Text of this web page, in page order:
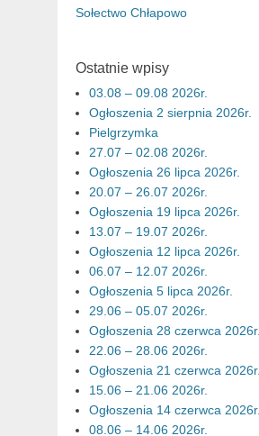
Sołectwo Chłapowo
Ostatnie wpisy
03.08 – 09.08 2026r.
Ogłoszenia 2 sierpnia 2026r.
Pielgrzymka
27.07 – 02.08 2026r.
Ogłoszenia 26 lipca 2026r.
20.07 – 26.07 2026r.
Ogłoszenia 19 lipca 2026r.
13.07 – 19.07 2026r.
Ogłoszenia 12 lipca 2026r.
06.07 – 12.07 2026r.
Ogłoszenia 5 lipca 2026r.
29.06 – 05.07 2026r.
Ogłoszenia 28 czerwca 2026r.
22.06 – 28.06 2026r.
Ogłoszenia 21 czerwca 2026r.
15.06 – 21.06 2026r.
Ogłoszenia 14 czerwca 2026r.
08.06 – 14.06 2026r.